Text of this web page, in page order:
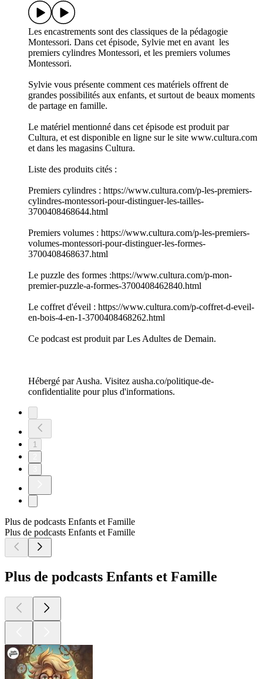
Les encastrements sont des classiques de la pédagogie
Montessori. Dans cet épisode, Sylvie met en avant les
premiers cylindres Montessori, et les premiers volumes
Montessori.
Sylvie vous présente comment ces matériels offrent de
grandes possibilités aux enfants, et surtout de beaux moments
de partage en famille.
Le matériel mentionné dans cet épisode est produit par
Cultura, et est disponible en ligne sur le site www.cultura.com
et dans les magasins Cultura.
Liste des produits cités :
Premiers cylindres : https://www.cultura.com/p-les-premiers-
cylindres-montessori-pour-distinguer-les-tailles-
3700408468644.html
Premiers volumes : https://www.cultura.com/p-les-premiers-
volumes-montessori-pour-distinguer-les-formes-
3700408468637.html
Le puzzle des formes :https://www.cultura.com/p-mon-
premier-puzzle-a-formes-3700408462840.html
Le coffret d'éveil : https://www.cultura.com/p-coffret-d-eveil-
en-bois-4-en-1-3700408468262.html
Ce podcast est produit par Les Adultes de Demain.
Hébergé par Ausha. Visitez ausha.co/politique-de-
confidentialite pour plus d'informations.
1
Plus de podcasts Enfants et Famille
Plus de podcasts Enfants et Famille
Plus de podcasts Enfants et Famille